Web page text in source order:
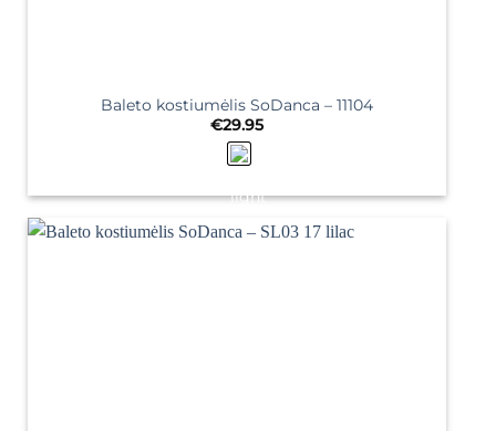
Baleto kostiumėlis SoDanca – 11104
€29.95